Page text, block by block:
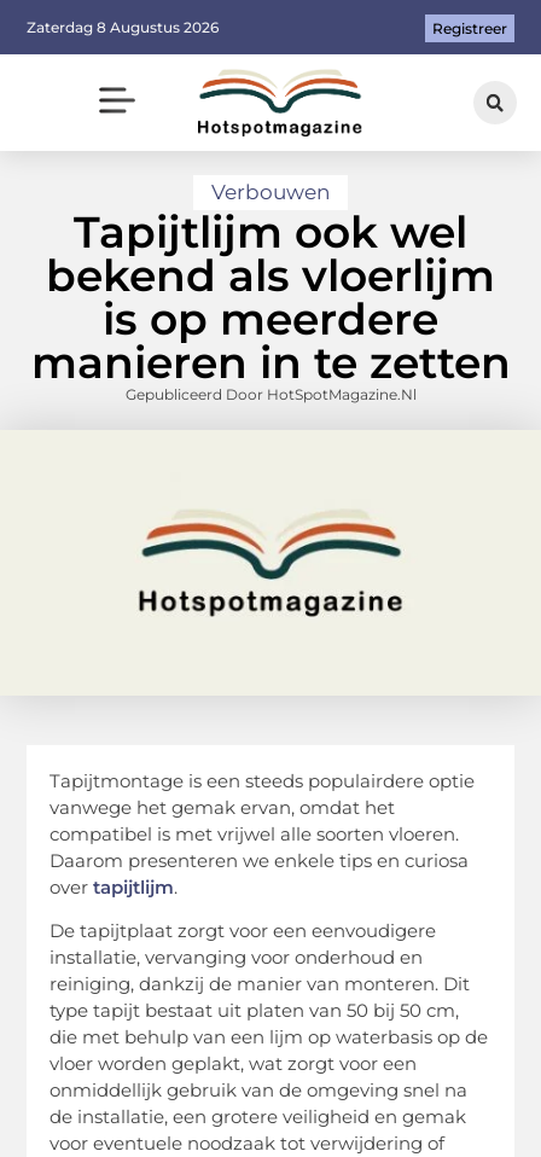
Zaterdag 8 Augustus 2026 Registreer
Verbouwen
Tapijtlijm ook wel
bekend als vloerlijm
is op meerdere
manieren in te zetten
Gepubliceerd Door HotSpotMagazine.nl
Tapijtmontage is een steeds populairdere optie
vanwege het gemak ervan, omdat het
compatibel is met vrijwel alle soorten vloeren.
Daarom presenteren we enkele tips en curiosa
overtapijtlijm.
De tapijtplaat zorgt voor een eenvoudigere
installatie, vervanging voor onderhoud en
reiniging, dankzij de manier van monteren. Dit
type tapijt bestaat uit platen van 50 bij 50 cm,
die met behulp van een lijm op waterbasis op de
vloer worden geplakt, wat zorgt voor een
onmiddellijk gebruik van de omgeving snel na
de installatie, een grotere veiligheid en gemak
voor eventuele noodzaak tot verwijdering of